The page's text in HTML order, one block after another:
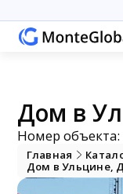
Дом в
Номер объекта:
Главная
Дом в Ульцине,